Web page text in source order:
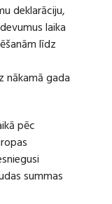
deklarāciju,
laika
līdz
nākamā gada
pēc
summas